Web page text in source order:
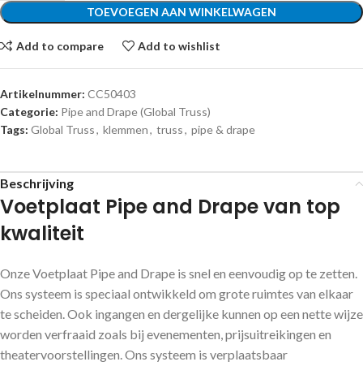
TOEVOEGEN AAN WINKELWAGEN
Add to compare Add to wishlist
Artikelnummer: CC50403
Categorie: Pipe and Drape (Global Truss)
Tags: Global Truss, klemmen, truss, pipe & drape
Beschrijving
Voetplaat Pipe and Drape van top
kwaliteit
Onze Voetplaat Pipe and Drape is snel en eenvoudig op te zetten.
Ons systeem is speciaal ontwikkeld om grote ruimtes van elkaar
te scheiden. Ook ingangen en dergelijke kunnen op een nette wijze
worden verfraaid zoals bij evenementen, prijsuitreikingen en
theatervoorstellingen. Ons systeem is verplaatsbaar